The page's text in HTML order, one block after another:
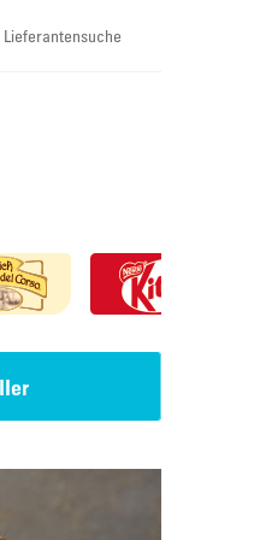
Lieferantensuche